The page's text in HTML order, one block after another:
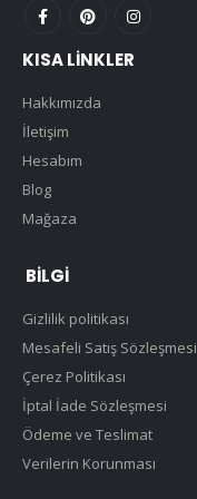
KISA LINKLER
Hakkımızda
İletişim
Hesabım
Blog
Mağaza
BILGI
Gizlilik politikası
Mesafeli Satış Sözleşmesi
Çerez Politikası
İptal İade Sözleşmesi
Ödeme ve Teslimat
Verilerin Korunması